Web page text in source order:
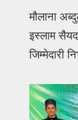
मौलाना
इस्लाम
जिम्मेदारी